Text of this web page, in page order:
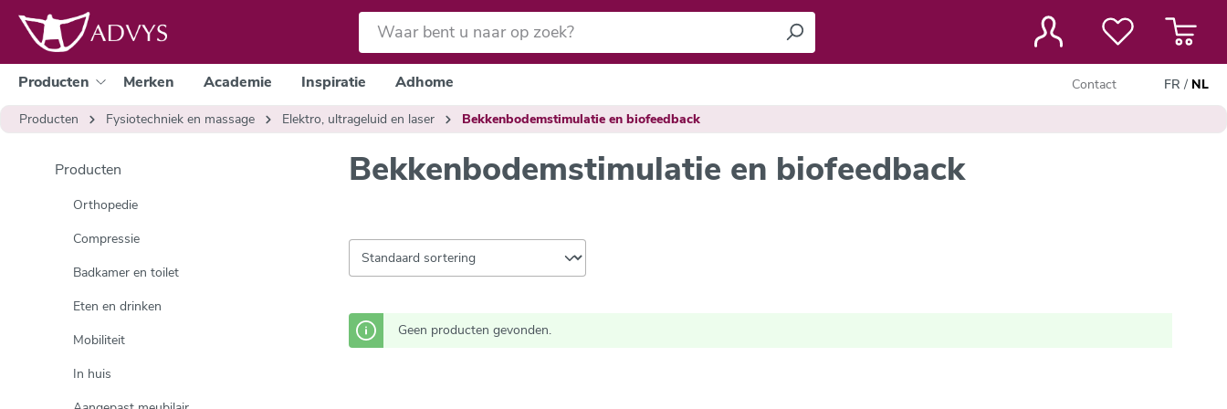
zoekopdracht Ga naar de hoofdnavigatie
Producten Merken Academie Inspiratie Adhome Contact FR / NL
Producten
Fysiotechniek en massage Elektro, ultrageluid en laser Bekkenbodemstimulatie en biofeedback
Producten
Orthopedie
Compressie
Badkamer en toilet
Eten en drinken
Mobiliteit
In huis
Bekkenbodemstimulatie en biofeedback
Geen producten gevonden.